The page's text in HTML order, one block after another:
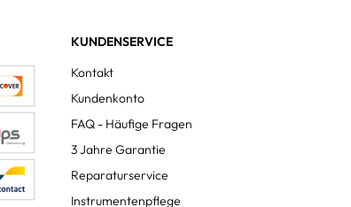
KUNDENSERVICE
Kontakt
Kundenkonto
FAQ - Häufige Fragen
3 Jahre Garantie
Reparaturservice
Instrumentenpflege